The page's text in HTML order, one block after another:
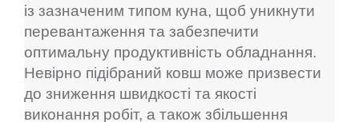
із зазначеним типом куна, щоб уникнути
перевантаження та забезпечити
оптимальну продуктивність обладнання.
Невірно підібраний ковш може призвести
до зниження швидкості та якості
виконання робіт, а також збільшення